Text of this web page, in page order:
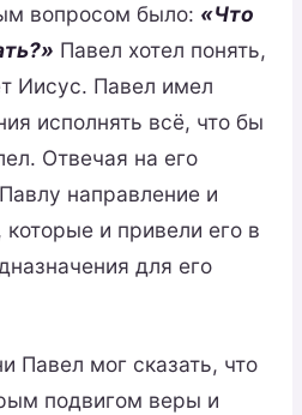
вопросом было: «Что
Павел хотел понять,
Иисус. Павел имел
исполнять всё, что бы
Отвечая на его
направление и
и привели его в
для его
Павел мог сказать, что
подвигом веры и